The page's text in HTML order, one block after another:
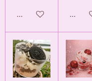
Ajouter au panier